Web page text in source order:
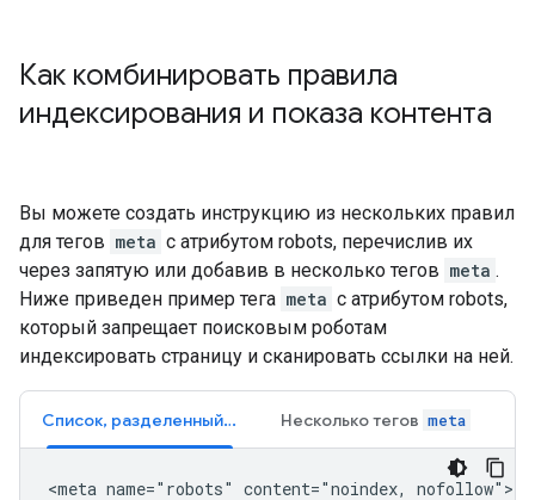
Как комбинировать правила
индексирования и показа контента
Вы можете создать инструкцию из нескольких правил
для тегов meta с атрибутом robots, перечислив их
через запятую или добавив в несколько тегов meta .
Ниже приведен пример тега meta с атрибутом robots,
который запрещает поисковым роботам
индексировать страницу и сканировать ссылки на ней.
Список, разделенный запятыми Несколько тегов meta
<meta name="robots" content="noindex, nofollow">